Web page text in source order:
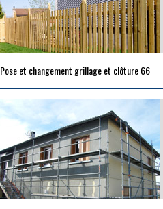
Pose et changement grillage et clôture 66